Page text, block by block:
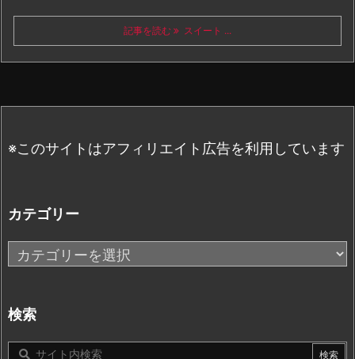
記事を読む スイート ...
※このサイトはアフィリエイト広告を利用しています
カテゴリー
カ
テ
リ
ー
検索